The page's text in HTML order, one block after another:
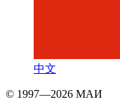
中文
© 1997—2026 МАИ